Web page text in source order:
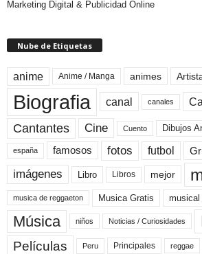
Marketing Digital & Publicidad Online
Nube de Etiquetas
anime Anime / Manga animes
Biografia canal canales
Cantantes Cine Cuento Dibujos
españa famosos fotos futbol
imágenes Libro Libros mejor
musica de reggaeton Musica Gratis musical
Música niños Noticias / Curiosidades
Películas Peru Principales reggae